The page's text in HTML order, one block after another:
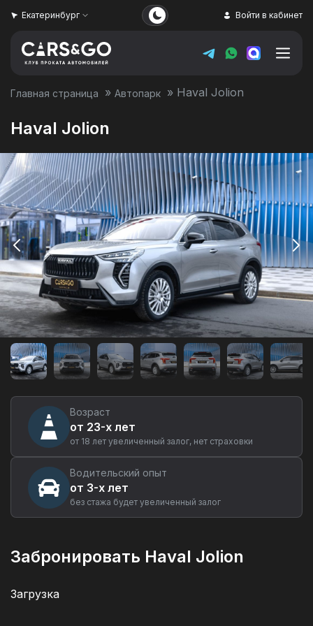
Екатеринбург Войти в кабинет
Главная страница » Автопарк » Haval Jolion
Haval Jolion
Аренда
автомобиля
Haval
Jolion
Екатеринбурге
Возраст
от 23-х лет
от 18 лет увеличенный залог, нет страховки
Водительский опыт
от 3-х лет
без стажа будет увеличенный залог
Забронировать Haval Jolion
Загрузка